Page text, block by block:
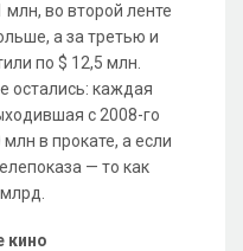
млн, во второй ленте
а за третью и
по $ 12,5 млн.
остались: каждая
с 2008-го
в прокате, а если
— то как
кино